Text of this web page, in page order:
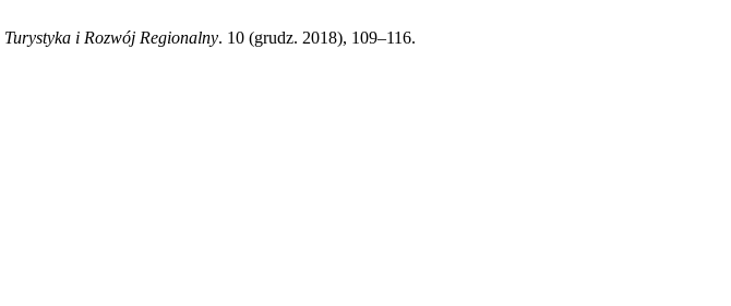
Turystyka i Rozwój Regionalny. 10 (grudz. 2018), 109–116.